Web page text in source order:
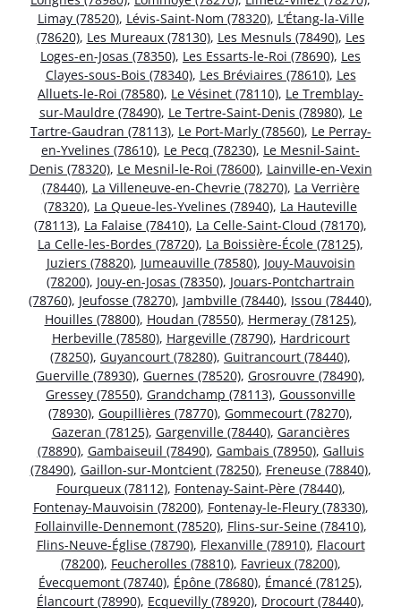
Limay (78520), Lévis-Saint-Nom (78320), L’Étang-la-Ville
(78620), Les Mureaux (78130), Les Mesnuls (78490), Les
Loges-en-Josas (78350), Les Essarts-le-Roi (78690), Les
Clayes-sous-Bois (78340), Les Bréviaires (78610), Les
Alluets-le-Roi (78580), Le Vésinet (78110), Le Tremblay-
sur-Mauldre (78490), Le Tertre-Saint-Denis (78980), Le
Tartre-Gaudran (78113), Le Port-Marly (78560), Le Perray-
en-Yvelines (78610), Le Pecq (78230), Le Mesnil-Saint-
Denis (78320), Le Mesnil-le-Roi (78600), Lainville-en-Vexin
(78440), La Villeneuve-en-Chevrie (78270), La Verrière
(78320), La Queue-les-Yvelines (78940), La Hauteville
(78113), La Falaise (78410), La Celle-Saint-Cloud (78170),
La Celle-les-Bordes (78720), La Boissière-École (78125),
Juziers (78820), Jumeauville (78580), Jouy-Mauvoisin
(78200), Jouy-en-Josas (78350), Jouars-Pontchartrain
(78760), Jeufosse (78270), Jambville (78440), Issou (78440),
Houilles (78800), Houdan (78550), Hermeray (78125),
Herbeville (78580), Hargeville (78790), Hardricourt
(78250), Guyancourt (78280), Guitrancourt (78440),
Guerville (78930), Guernes (78520), Grosrouvre (78490),
Gressey (78550), Grandchamp (78113), Goussonville
(78930), Goupillières (78770), Gommecourt (78270),
Gazeran (78125), Gargenville (78440), Garancières
(78890), Gambaiseuil (78490), Gambais (78950), Galluis
(78490), Gaillon-sur-Montcient (78250), Freneuse (78840),
Fourqueux (78112), Fontenay-Saint-Père (78440),
Fontenay-Mauvoisin (78200), Fontenay-le-Fleury (78330),
Follainville-Dennemont (78520), Flins-sur-Seine (78410),
Flins-Neuve-Église (78790), Flexanville (78910), Flacourt
(78200), Feucherolles (78810), Favrieux (78200),
Évecquemont (78740), Épône (78680), Émancé (78125),
Élancourt (78990), Ecquevilly (78920), Drocourt (78440),